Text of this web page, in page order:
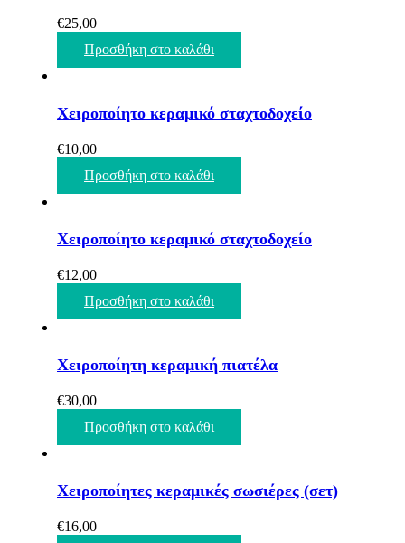
€25,00
Προσθήκη στο καλάθι
Χειροποίητο κεραμικό σταχτοδοχείο
€10,00
Προσθήκη στο καλάθι
Χειροποίητο κεραμικό σταχτοδοχείο
€12,00
Προσθήκη στο καλάθι
Χειροποίητη κεραμική πιατέλα
€30,00
Προσθήκη στο καλάθι
Χειροποίητες κεραμικές σωσιέρες (σετ)
€16,00